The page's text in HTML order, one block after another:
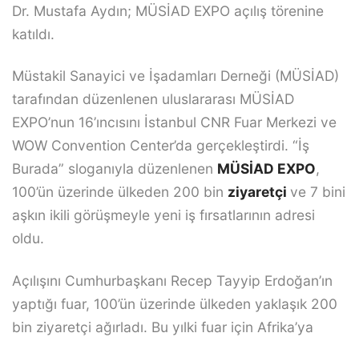
Dr. Mustafa Aydın; MÜSİAD EXPO açılış törenine
katıldı.
Müstakil Sanayici ve İşadamları Derneği (MÜSİAD)
tarafından düzenlenen uluslararası MÜSİAD
EXPO’nun 16’ıncısını İstanbul CNR Fuar Merkezi ve
WOW Convention Center’da gerçekleştirdi. “İş
Burada” sloganıyla düzenlenen MÜSİAD EXPO,
100’ün üzerinde ülkeden 200 bin ziyaretçi ve 7 bini
aşkın ikili görüşmeyle yeni iş fırsatlarının adresi
oldu.
Açılışını Cumhurbaşkanı Recep Tayyip Erdoğan’ın
yaptığı fuar, 100’ün üzerinde ülkeden yaklaşık 200
bin ziyaretçi ağırladı. Bu yılki fuar için Afrika’ya